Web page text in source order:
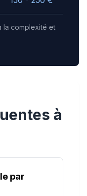
la complexité et
à
par